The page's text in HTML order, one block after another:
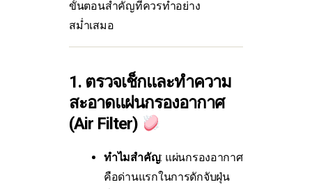
ขั้นตอนสำคัญที่ควรทำอย่าง
สม่ำเสมอ
1. ตรวจเช็กและทำความ
สะอาดแผ่นกรองอากาศ
(Air Filter)
ทำไมสำคัญ: แผ่นกรองอากาศ
คือด่านแรกในการดักจับฝุ่น